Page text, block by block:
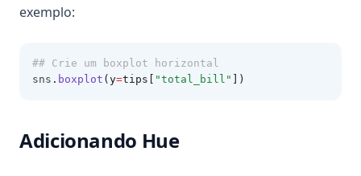
exemplo:
## Crie um boxplot horizontal
sns . boxplot (y=tips[ "total_bill" ])
Adicionando Hue